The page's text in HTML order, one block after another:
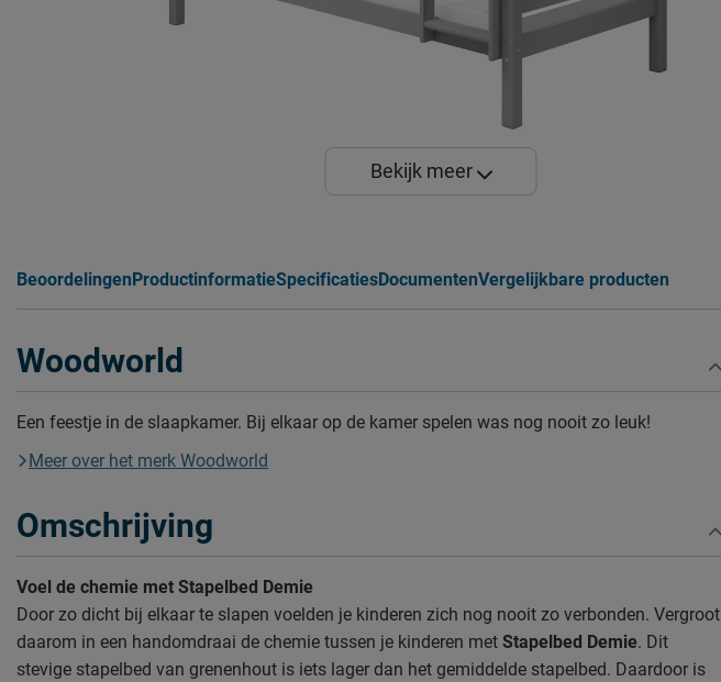
Bekijk meer
Beoordelingen ProductinformatieSpecificatiesDocumentenVergelijkbare producten
Woodworld
Een feestje in de slaapkamer. Bij elkaar op de kamer spelen was nog nooit zo leuk!
Meer over het merk Woodworld
Omschrijving
Voel de chemie met Stapelbed Demie
Door zo dicht bij elkaar te slapen voelden je kinderen zich nog nooit zo verbonden. Vergroot
daarom in een handomdraai de chemie tussen je kinderen met Stapelbed Demie. Dit
stevige stapelbed van grenenhout is iets lager dan het gemiddelde stapelbed. Daardoor is